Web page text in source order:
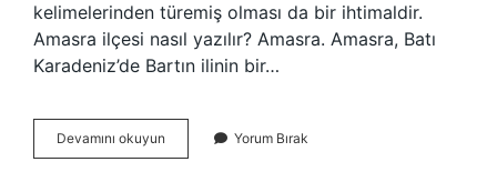
kelimelerinden türemiş olması da bir ihtimaldir.
Amasra ilçesi nasıl yazılır? Amasra. Amasra, Batı
Karadeniz’de Bartın ilinin bir…
Devamını okuyun
Ilcesi
Yorum Bırak